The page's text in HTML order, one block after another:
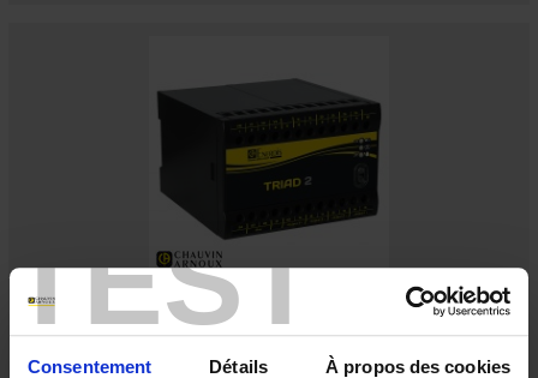
TEST
Consentement Détails À propos des cookies
TRIAD2 4AO AUX.19/58VDC
Digitaler programmierbarer Messumwandler - 4 Analog-Ausgänge -
Hilfsstromversorgung 19 bis 58 V DC